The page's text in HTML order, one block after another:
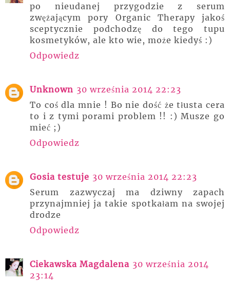
po nieudanej przygodzie z serum
zwężającym pory Organic Therapy jakoś
sceptycznie podchodzę do tego tupu
kosmetyków, ale kto wie, może kiedyś :)
Odpowiedz
Unknown 30 września 2014 22:23
To coś dla mnie ! Bo nie dość że tłusta cera
to i z tymi porami problem !! :) Musze go
mieć ;)
Odpowiedz
Gosia testuje 30 września 2014 22:23
Serum zazwyczaj ma dziwny zapach
przynajmniej ja takie spotkałam na swojej
drodze
Odpowiedz
Ciekawska Magdalena 30 września 2014
23:14